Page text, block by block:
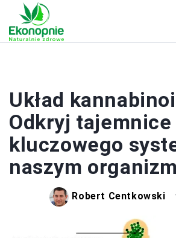
Układ
Odkryj tajemnice
kluczowego
naszym
Robert Centkowski